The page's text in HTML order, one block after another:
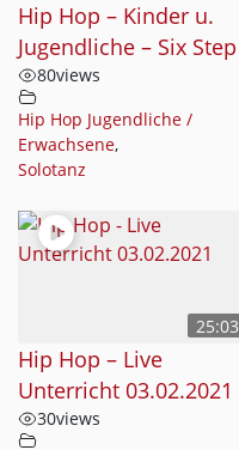
Hip Hop – Kinder u.
Jugendliche – Six Step
80views
Hip Hop Jugendliche /
Erwachsene,
Solotanz
25:03
Hip Hop – Live
Unterricht 03.02.2021
30views